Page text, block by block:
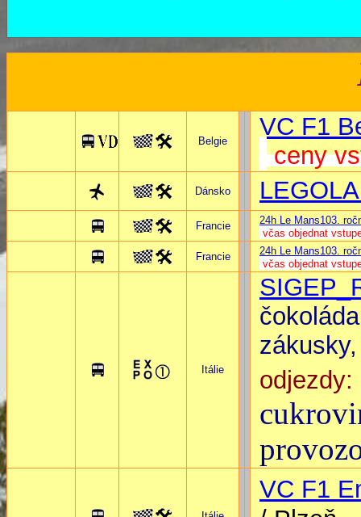
Belgie
VC F1
ceny
Dánsko
Francie
24h Le Mans103.
včas objednat
Francie
24h Le Mans103.
včas objednat
Itálie
zákusky,
odjezdy:
VC F1